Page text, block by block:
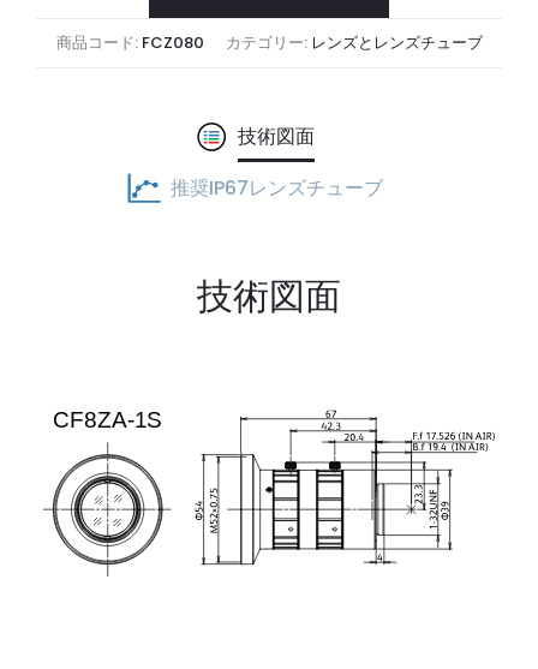
商品コード: FCZ080 カテゴリー: レンズとレンズチューブ
技術図面
推奨IP67レンズチューブ
技術図面